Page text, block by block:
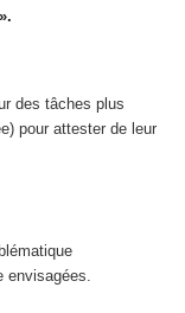
des tâches plus
pour attester de leur
envisagées.